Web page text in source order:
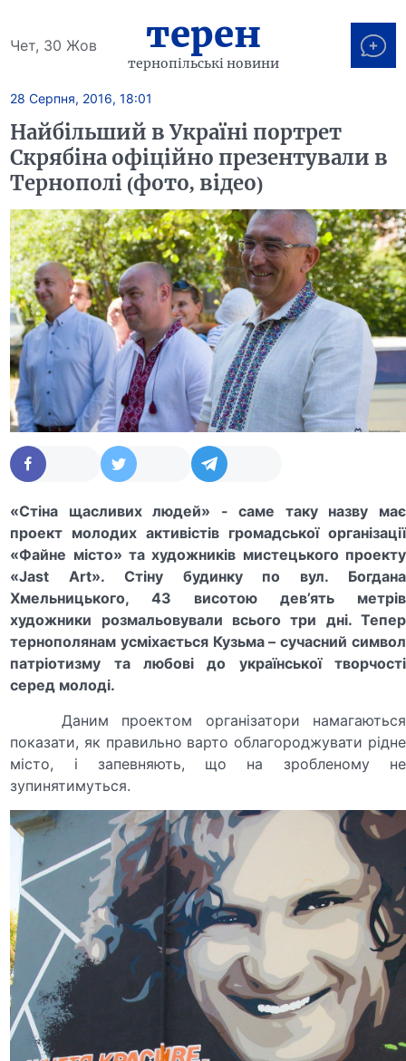
Чет, 30 Жов терен
тернопільські новини
28 Серпня, 2016, 18:01
Найбільший в Україні портрет
Скрябіна офіційно презентували в
Тернополі (фото, відео)
«Стіна щасливих людей» - саме таку назву має
проект молодих активістів громадської організації
«Файне місто» та художників мистецького проекту
«Jast Art». Стіну будинку по вул. Богдана
Хмельницького,43 висотою дев’ять метрів
художники розмальовували всього три дні. Тепер
тернополянам усміхається Кузьма – сучасний символ
патріотизму та любові до української творчості
серед молоді.
Даним проектом організатори намагаються
показати, як правильно варто облагороджувати рідне
місто, і запевняють, що на зробленому не
зупинятимуться.